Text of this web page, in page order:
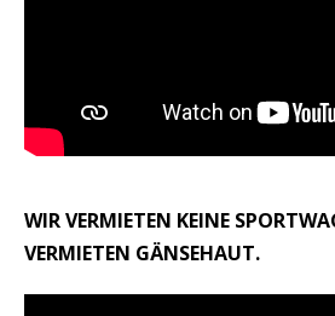
WIR VERMIETEN KEINE
VERMIETEN GÄNSEHAUT.